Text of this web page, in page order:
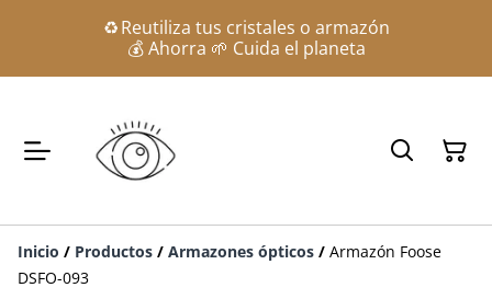
♻️ Reutiliza tus cristales o armazón
💰 Ahorra 🌱 Cuida el planeta
Inicio / Productos / Armazones ópticos / Armazón Foose
DSFO-093